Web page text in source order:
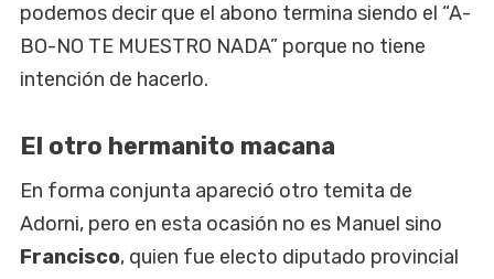
podemos decir que el abono termina siendo el “A-
BO-NO TE MUESTRO NADA” porque no tiene
intención de hacerlo.
El otro hermanito macana
En forma conjunta apareció otro temita de
Adorni, pero en esta ocasión no es Manuel sino
Francisco, quien fue electo diputado provincial